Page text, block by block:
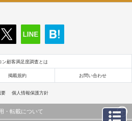
ン顧客満足度調査とは
掲載規約 お問い合わせ
要 個人情報保護方針
・転載について